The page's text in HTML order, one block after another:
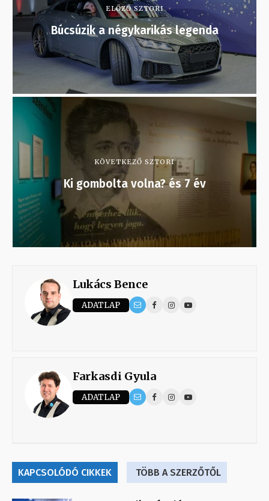
ELŐZŐ SZTORI
Búcsúzik a négykarikás legenda
KÖVETKEZŐ SZTORI
Ki gombolta volna? és 7 év
Lukács Bence
ADATLAP
Farkasdi Gyula
ADATLAP
KAPCSOLÓDÓ CIKKEK TÖBB A SZERZŐTŐL